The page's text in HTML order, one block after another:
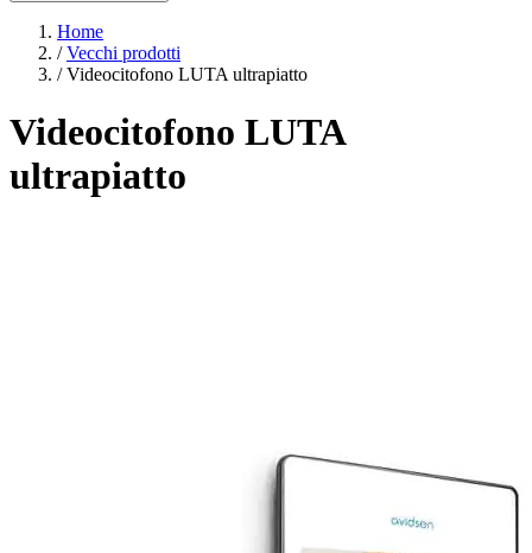
e
sconti
Home
/ Vecchi prodotti
/ Videocitofono LUTA ultrapiatto
Videocitofono LUTA
ultrapiatto